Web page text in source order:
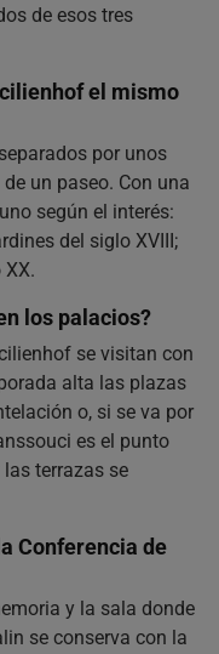
de esos tres
el mismo
por unos
un paseo. Con una
según el interés:
del siglo XVIII;
los palacios?
se visitan con
alta las plazas
o, si se va por
es el punto
terrazas se
Conferencia de
y la sala donde
se conserva con la